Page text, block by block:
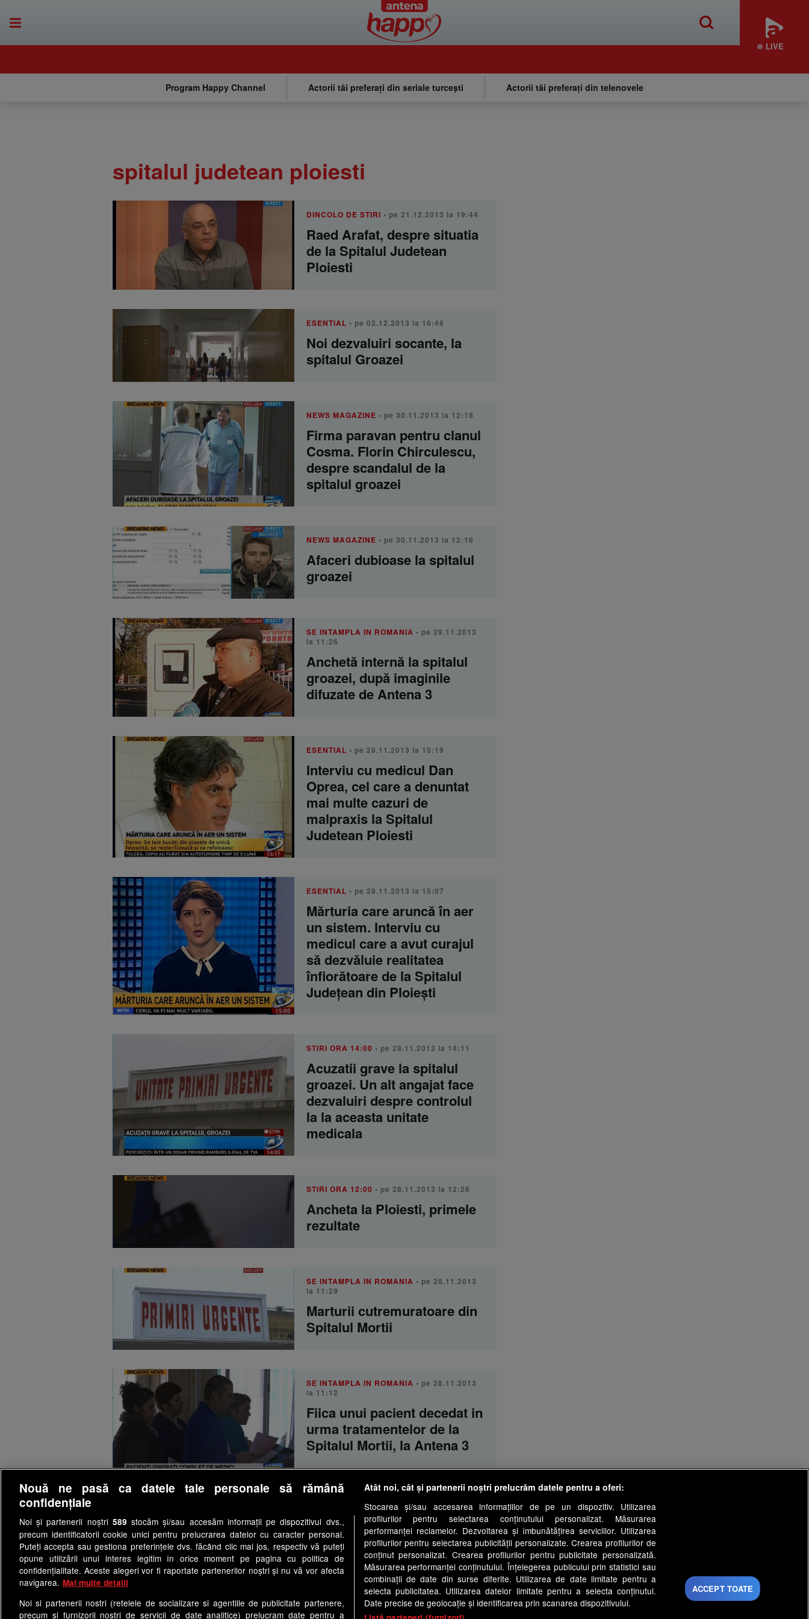
LIVE
Program Happy Channel Actorii tăi preferați din seriale turcești Actorii tăi preferați din telenovele
spitalul judetean ploiesti
DINCOLO DE STIRI • pe 21.12.2013 la 19:44
Raed Arafat, despre situatia
de la Spitalul Judetean
Ploiesti
ESENTIAL • pe 02.12.2013 la 16:46
Noi dezvaluiri socante, la
spitalul Groazei
NEWS MAGAZINE • pe 30.11.2013 la 12:18
Firma paravan pentru clanul
Cosma. Florin Chirculescu,
despre scandalul de la
spitalul groazei
NEWS MAGAZINE • pe 30.11.2013 la 12:16
Afaceri dubioase la spitalul
groazei
SE INTAMPLA IN ROMANIA • pe 29.11.2013
la 11:26
Anchetă internă la spitalul
groazei, după imaginile
difuzate de Antena 3
ESENTIAL • pe 28.11.2013 la 15:19
Interviu cu medicul Dan
Oprea, cel care a denuntat
mai multe cazuri de
malpraxis la Spitalul
Judetean Ploiesti
ESENTIAL • pe 28.11.2013 la 15:07
Mărturia care aruncă în aer
un sistem. Interviu cu
medicul care a avut curajul
să dezvăluie realitatea
înfiorătoare de la Spitalul
Judeţean din Ploieşti
STIRI ORA 14:00 • pe 28.11.2013 la 14:11
Acuzatii grave la spitalul
groazei. Un alt angajat face
dezvaluiri despre controlul
la la aceasta unitate
medicala
STIRI ORA 12:00 • pe 28.11.2013 la 12:26
Ancheta la Ploiesti, primele
rezultate
SE INTAMPLA IN ROMANIA • pe 28.11.2013
la 11:29
Marturii cutremuratoare din
Spitalul Mortii
SE INTAMPLA IN ROMANIA • pe 28.11.2013
la 11:12
Fiica unui pacient decedat in
urma tratamentelor de la
Spitalul Mortii, la Antena 3
Doctorul care a denuntat
mai multe cazuri de
malpraxis ar putea fi
declarat nebun
Nouă ne pasă ca datele tale personale să rămână
confidențiale
Noi și partenerii noștri 589 stocăm și/sau accesăm informații pe dispozitivul dvs.,
precum identificatorii cookie unici pentru prelucrarea datelor cu caracter personal.
Puteți accepta sau gestiona preferințele dvs. făcând clic mai jos, respectiv vă puteți
opune utilizării unui interes legitim în orice moment pe pagina cu politica de
confidențialitate. Aceste alegeri vor fi raportate partenerilor noștri și nu vă vor afecta
navigarea. Mai multe detalii
Noi si partenerii nostri (retelele de socializare si agentiile de publicitate partenere,
precum si furnizorii nostri de servicii de date analitice) prelucram date pentru a
Atât noi, cât și partenerii noștri prelucrăm datele pentru a oferi:
Stocarea și/sau accesarea informațiilor de pe un dispozitiv. Utilizarea
profilurilor pentru selectarea conținutului personalizat. Măsurarea
performanței reclamelor. Dezvoltarea și îmbunătățirea serviciilor. Utilizarea
profilurilor pentru selectarea publicității personalizate. Crearea profilurilor de
conținut personalizat. Crearea profilurilor pentru publicitate personalizată.
Măsurarea performanței conținutului. Înțelegerea publicului prin statistici sau
combinații de date din surse diferite. Utilizarea de date limitate pentru a
selecta publicitatea. Utilizarea datelor limitate pentru a selecta conținutul.
Date precise de geolocație și identificarea prin scanarea dispozitivului.
ACCEPT TOATE